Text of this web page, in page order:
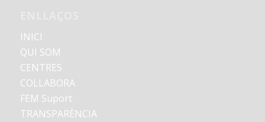
INICI
QUI SOM
CENTRES
COL·LABORA
FEM Suport
TRANSPARÈNCIA